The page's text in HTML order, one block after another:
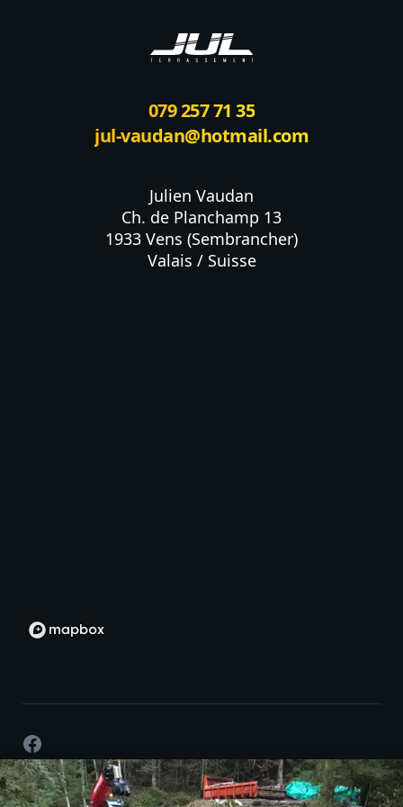
079 257 71 35
jul-vaudan@hotmail.com
Julien Vaudan
Ch. de Planchamp 13
1933 Vens (Sembrancher)
Valais / Suisse
Facebook
©2026- Développement par passion -